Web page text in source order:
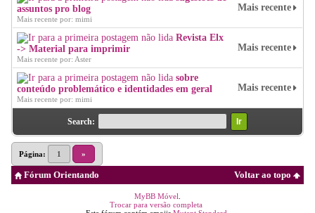
assuntos pro blog
Mais recente por: mimi
Mais recente
Revista Elx
-> Material para imprimir
Mais recente por: Aster
Mais recente
sobre
conteúdo problemático e identidades em geral
Mais recente por: mimi
Mais recente
Search:
Página: 1 »
Voltar ao topo
Fórum Orientando
MyBB Móvel
Trocar para versão completa